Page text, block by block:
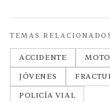
TEMAS
ACCIDENTE
JÓVENES
POLICÍA VIAL